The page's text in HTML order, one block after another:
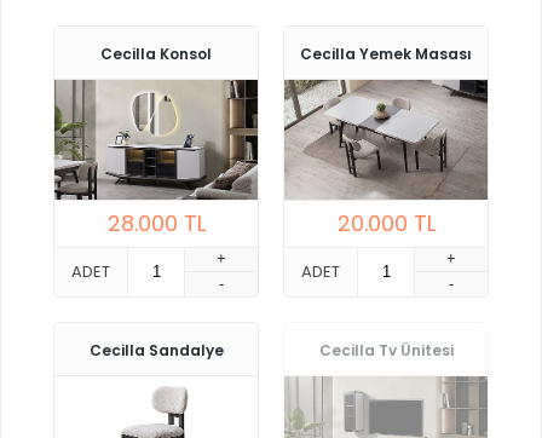
Cecilla Konsol
28.000 TL
ADET
+
-
Cecilla Yemek Masası
20.000 TL
ADET
+
-
Cecilla Sandalye Cecilla Tv Ünitesi